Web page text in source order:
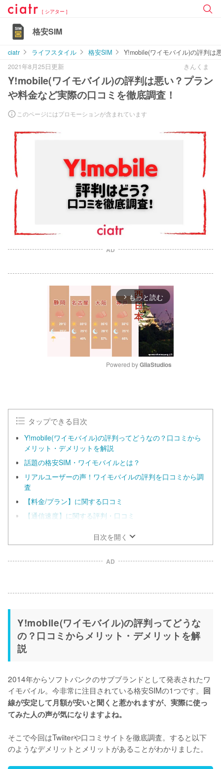
[ シアター ]
格安SIM
ciatr ライフスタイル 格安SIM
Y!mobile(ワイモバイル)の評判は
2021年8月25日更新
きんくま
Y!mobile(ワイモバイル)の評判は悪い？プラン
や料金など実際の口コミを徹底調査！
このページにはプロモーションが含まれています
AD
arrow_forward_ios もっと読む
Powered by GliaStudios
タップできる目次
Y!mobile(ワイモバイル)の評判ってどうなの？口コミから
メリット・デメリットを解説
話題の格安SIM・ワイモバイルとは？
リアルユーザーの声！ワイモバイルの評判を口コミから調
査
【料金/プラン】に関する口コミ
【通信速度】に関する評判・口コミ
目次を開く
AD
Y!mobile(ワイモバイル)の評判ってどうな
の？口コミからメリット・デメリットを解
説
2014年からソフトバンクのサブブランドとして発表されたワ
イモバイル。今非常に注目されている格安SIMの1つです。 回
線が安定して月額が安いと聞くと惹かれますが、実際に使っ
てみた人の声が気になりますよね。
そこで今回はTwiiterや口コミサイトを徹底調査。すると以下
のようなデメリットとメリットがあることがわかりました。